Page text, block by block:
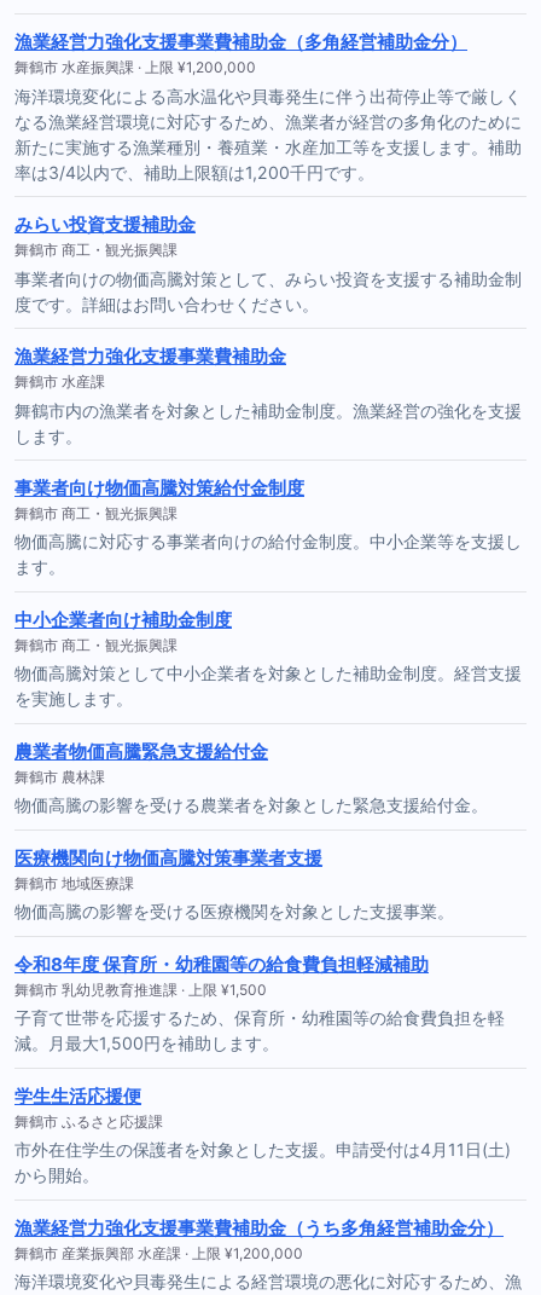
漁業経営力強化支援事業費補助金（多角経営補助金分）
舞鶴市 水産振興課 · 上限 ¥1,200,000
海洋環境変化による高水温化や貝毒発生に伴う出荷停止等で厳しく
なる漁業経営環境に対応するため、漁業者が経営の多角化のために
新たに実施する漁業種別・養殖業・水産加工等を支援します。補助
率は3/4以内で、補助上限額は1,200千円です。
みらい投資支援補助金
舞鶴市 商工・観光振興課
事業者向けの物価高騰対策として、みらい投資を支援する補助金制
度です。詳細はお問い合わせください。
漁業経営力強化支援事業費補助金
舞鶴市 水産課
舞鶴市内の漁業者を対象とした補助金制度。漁業経営の強化を支援
します。
事業者向け物価高騰対策給付金制度
舞鶴市 商工・観光振興課
物価高騰に対応する事業者向けの給付金制度。中小企業等を支援し
ます。
中小企業者向け補助金制度
舞鶴市 商工・観光振興課
物価高騰対策として中小企業者を対象とした補助金制度。経営支援
を実施します。
農業者物価高騰緊急支援給付金
舞鶴市 農林課
物価高騰の影響を受ける農業者を対象とした緊急支援給付金。
医療機関向け物価高騰対策事業者支援
舞鶴市 地域医療課
物価高騰の影響を受ける医療機関を対象とした支援事業。
令和8年度 保育所・幼稚園等の給食費負担軽減補助
舞鶴市 乳幼児教育推進課 · 上限 ¥1,500
子育て世帯を応援するため、保育所・幼稚園等の給食費負担を軽
減。月最大1,500円を補助します。
学生生活応援便
舞鶴市 ふるさと応援課
市外在住学生の保護者を対象とした支援。申請受付は4月11日(土)
から開始。
漁業経営力強化支援事業費補助金（うち多角経営補助金分）
舞鶴市 産業振興部 水産課 · 上限 ¥1,200,000
海洋環境変化や貝毒発生による経営環境の悪化に対応するため、漁